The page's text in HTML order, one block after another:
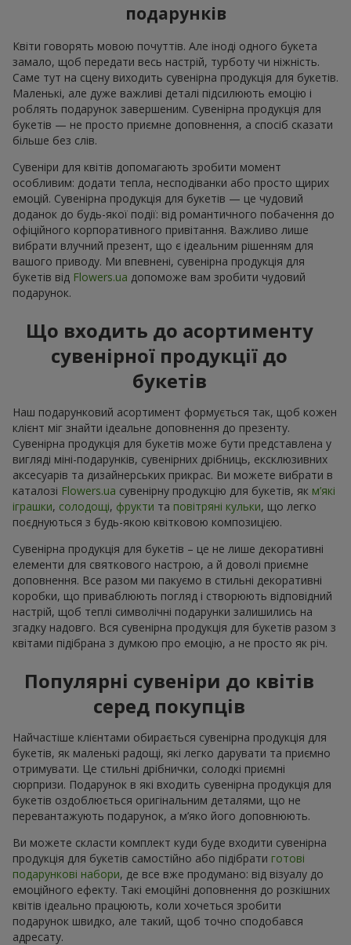
подарунків
Квіти говорять мовою почуттів. Але іноді одного букета
замало, щоб передати весь настрій, турботу чи ніжність.
Саме тут на сцену виходить сувенірна продукція для букетів.
Маленькі, але дуже важливі деталі підсилюють емоцію і
роблять подарунок завершеним. Сувенірна продукція для
букетів — не просто приємне доповнення, а спосіб сказати
більше без слів.
Сувеніри для квітів допомагають зробити момент
особливим: додати тепла, несподіванки або просто щирих
емоцій. Сувенірна продукція для букетів — це чудовий
доданок до будь-якої події: від романтичного побачення до
офіційного корпоративного привітання. Важливо лише
вибрати влучний презент, що є ідеальним рішенням для
вашого приводу. Ми впевнені, сувенірна продукція для
букетів від Flowers.ua допоможе вам зробити чудовий
подарунок.
Що входить до асортименту
сувенірної продукції до
букетів
Наш подарунковий асортимент формується так, щоб кожен
клієнт міг знайти ідеальне доповнення до презенту.
Сувенірна продукція для букетів може бути представлена у
вигляді міні-подарунків, сувенірних дрібниць, ексклюзивних
аксесуарів та дизайнерських прикрас. Ви можете вибрати в
каталозі Flowers.ua cувенірну продукцію для букетів, як м’які
іграшки, солодощі, фрукти та повітряні кульки, що легко
поєднуються з будь-якою квітковою композицією.
Сувенірна продукція для букетів – це не лише декоративні
елементи для святкового настрою, а й доволі приємне
доповнення. Все разом ми пакуємо в стильні декоративні
коробки, що приваблюють погляд і створюють відповідний
настрій, щоб теплі символічні подарунки залишились на
згадку надовго. Вся сувенірна продукція для букетів разом з
квітами підібрана з думкою про емоцію, а не просто як річ.
Популярні сувеніри до квітів
серед покупців
Найчастіше клієнтами обирається сувенірна продукція для
букетів, як маленькі радощі, які легко дарувати та приємно
отримувати. Це стильні дрібнички, солодкі приємні
сюрпризи. Подарунок в які входить сувенірна продукція для
букетів оздоблюється оригінальним деталями, що не
перевантажують подарунок, а м’яко його доповнюють.
Ви можете скласти комплект куди буде входити сувенірна
продукція для букетів самостійно або підібрати готові
подарункові набори, де все вже продумано: від візуалу до
емоційного ефекту. Такі емоційні доповнення до розкішних
квітів ідеально працюють, коли хочеться зробити
подарунок швидко, але такий, щоб точно сподобався
адресату.